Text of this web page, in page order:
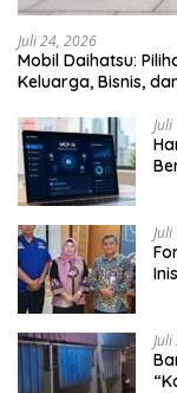
Juli 24, 2026
Mobil Daihatsu:
Keluarga, Bisnis,